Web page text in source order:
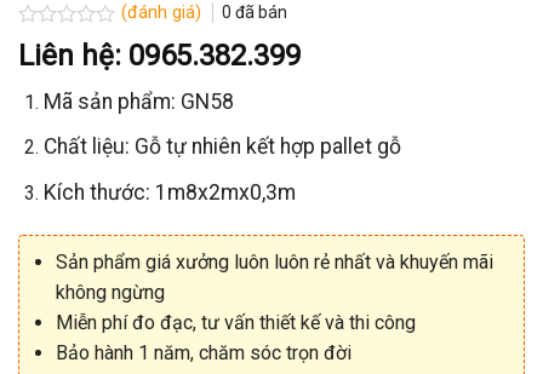
Được
xếp
0
sao
(đánh giá) 0 đã bán
Liên hệ: 0965.382.399
Mã sản phẩm: GN58
Chất liệu: Gỗ tự nhiên kết hợp pallet gỗ
Kích thước: 1m8x2mx0,3m
Sản phẩm giá xưởng luôn luôn rẻ nhất và khuyến mãi
không ngừng
Miễn phí đo đạc, tư vấn thiết kế và thi công
Bảo hành 1 năm, chăm sóc trọn đời